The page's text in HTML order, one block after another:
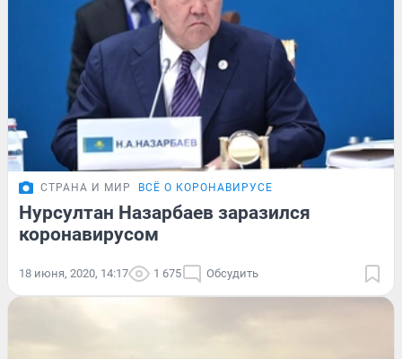
СТРАНА И МИР ВСЁ О КОРОНАВИРУСЕ
Нурсултан Назарбаев заразился
коронавирусом
18 июня, 2020, 14:17 1 675 Обсудить